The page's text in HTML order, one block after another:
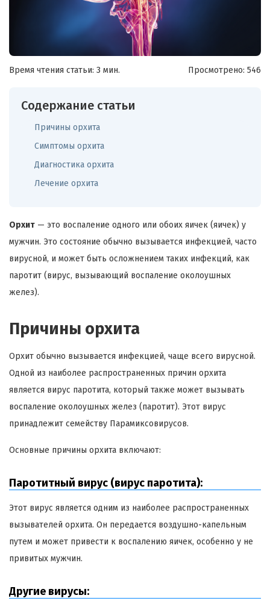
Время чтения статьи: 3 мин. Просмотрено: 546
Содержание статьи
Причины орхита
Симптомы орхита
Диагностика орхита
Лечение орхита
Орхит — это воспаление одного или обоих яичек (яичек) у
мужчин. Это состояние обычно вызывается инфекцией, часто
вирусной, и может быть осложнением таких инфекций, как
паротит (вирус, вызывающий воспаление околоушных
желез).
Причины орхита
Орхит обычно вызывается инфекцией, чаще всего вирусной.
Одной из наиболее распространенных причин орхита
является вирус паротита, который также может вызывать
воспаление околоушных желез (паротит). Этот вирус
принадлежит семейству Парамиксовирусов.
Основные причины орхита включают:
Паротитный вирус (вирус паротита):
Этот вирус является одним из наиболее распространенных
вызывателей орхита. Он передается воздушно-капельным
путем и может привести к воспалению яичек, особенно у не
привитых мужчин.
Другие вирусы: